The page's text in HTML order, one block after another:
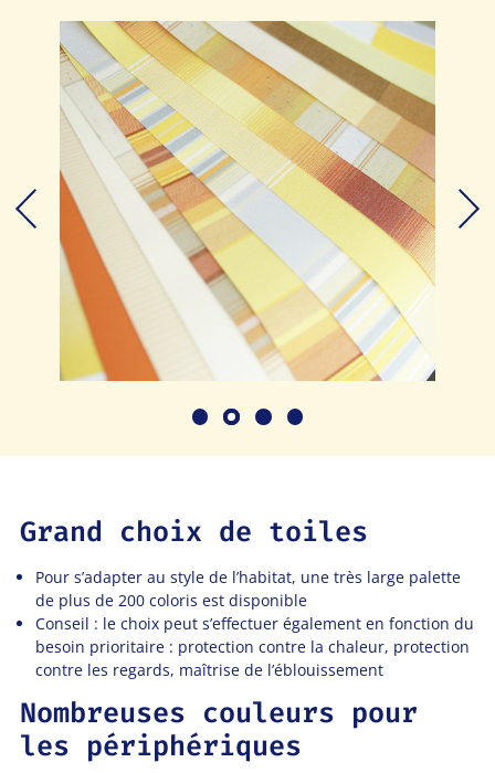
Grand choix de toiles
Pour s’adapter au style de l’habitat, une très large palette
de plus de 200 coloris est disponible
Conseil : le choix peut s’effectuer également en fonction du
besoin prioritaire : protection contre la chaleur, protection
contre les regards, maîtrise de l’éblouissement
Nombreuses couleurs pour
les périphériques